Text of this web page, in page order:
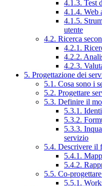
4.1.3. Test
4.1.4. Web
4.1.5.
utente
4.2. Ricerca
4.2.1.
4.2.2.
4.2.3.
5. Progettazione dei
5.1. Cosa sono i
5.2. Progettare
5.3. Definire il
5.3.1.
5.3.2.
5.3.3.
servizio
5.4. Descrivere il
5.4.1.
5.4.2.
5.5. Co-
5.5.1.